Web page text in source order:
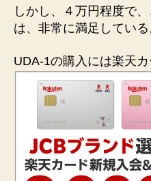
しかし、４万円程度で
は、非常に満足している
UDA-1の購入には楽天